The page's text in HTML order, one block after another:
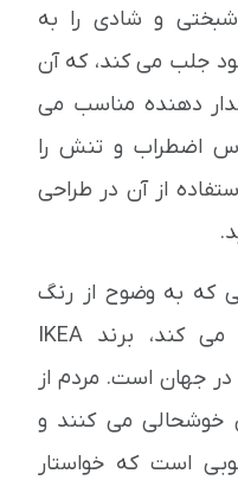
و شادی را به
جلب می کند، که آن
دهنده مناسب می
اضطراب و تنش را
از آن در طراحی
که به وضوح از رنگ
زرد در لوگوی خود استفاده می کند، برند IKEA
در جهان است. مردم از
خوشحالی می کنند و
است که خواستار